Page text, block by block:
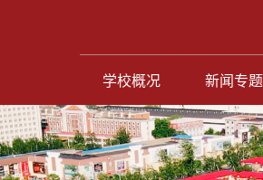
学校概况 新闻专题